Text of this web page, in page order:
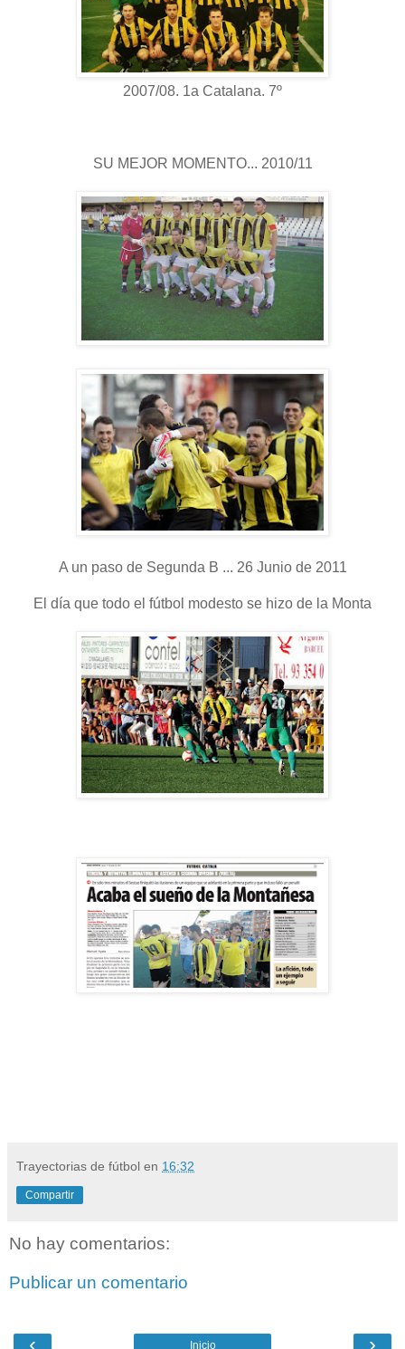
2007/08. 1a Catalana. 7º
SU MEJOR MOMENTO... 2010/11
A un paso de Segunda B ... 26 Junio de 2011
El día que todo el fútbol modesto se hizo de la Monta
Trayectorias de fútbol en 16:32
Compartir
No hay comentarios:
Publicar un comentario
‹ ›
Inicio